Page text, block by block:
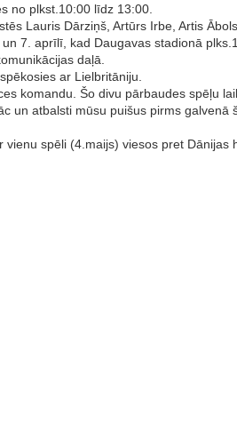
no plkst.10:00 līdz 13:00.
Lauris Dārziņš, Artūrs Irbe, Artis
7. aprīlī, kad Daugavas stadionā
daļā.
ar Lielbritāniju.
komandu. Šo divu pārbaudes spēļu
un atbalsti mūsu puišus pirms
spēli (4.maijs) viesos pret Dānijas